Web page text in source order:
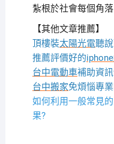
紮根於社會每個角落
【其他文章推薦】
頂樓裝太陽光電聽
推薦評價好的
台中電動車補助資
台中搬家免煩惱專
如何利用一般常見的
果?